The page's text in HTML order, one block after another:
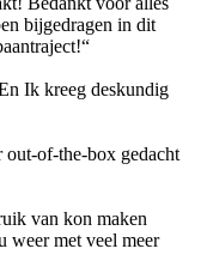
bijgedragen in dit
Ik kreeg deskundig
out-of-the-box gedacht
van kon maken
weer met veel meer